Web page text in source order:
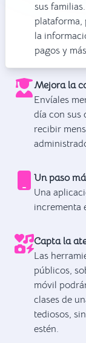
sus
plataforma,
la
pagos y
Mejora la
Envíales
día con sus
recibir
Un paso
Una
incrementa
Capta la
Las
públicos,
móvil
clases de
tediosos,
estén.